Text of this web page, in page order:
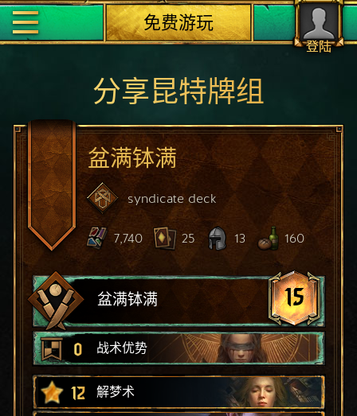
登陆
免费游玩
分享昆特牌组
盆满钵满
syndicate deck
7,740 25 13 160
盆满钵满 15
0 战术优势
12 解梦术